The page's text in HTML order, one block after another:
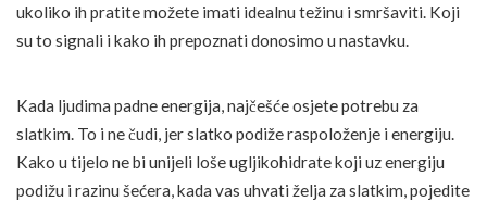
ukoliko ih pratite možete imati idealnu težinu i smršaviti. Koji
su to signali i kako ih prepoznati donosimo u nastavku.
Kada ljudima padne energija, najčešće osjete potrebu za
slatkim. To i ne čudi, jer slatko podiže raspoloženje i energiju.
Kako u tijelo ne bi unijeli loše ugljikohidrate koji uz energiju
podižu i razinu šećera, kada vas uhvati želja za slatkim, pojedite